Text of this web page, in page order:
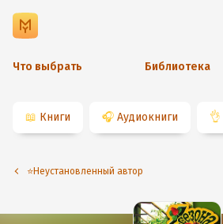
Что выбрать Библиотека
📖 Книги 🎧 Аудиокниги 👌
⭐️Неустановленный автор